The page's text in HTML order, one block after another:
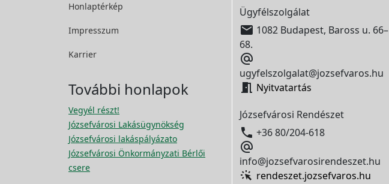
Honlaptérkép
Impresszum
Karrier
További honlapok
Vegyél részt!
Józsefvárosi Lakásügynökség
Józsefvárosi lakáspályázato
Józsefvárosi Önkormányzati Bérlői
csere
Ügyfélszolgálat
 1082 Budapest, Baross u. 66–
68.

ugyfelszolgalat@jozsefvaros.hu
 Nyitvatartás
Józsefvárosi Rendészet
 +36 80/204-618

info@jozsefvarosirendeszet.hu
rendeszet.jozsefvaros.hu